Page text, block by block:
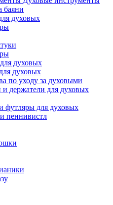
баяни
духовых
духовых
духовых
по уходу за духовыми
держатели для духовых
футляры для духовых
пеннивистл